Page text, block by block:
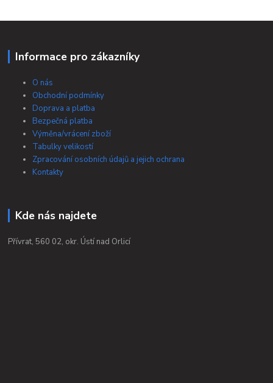
Informace pro zákazníky
O nás
Obchodní podmínky
Doprava a platba
Bezpečná platba
Výměna/vrácení zboží
Tabulky velikostí
Zpracování osobních údajů a jejich ochrana
Kontakty
Kde nás najdete
Přívrat, 560 02, okr. Ústí nad Orlicí